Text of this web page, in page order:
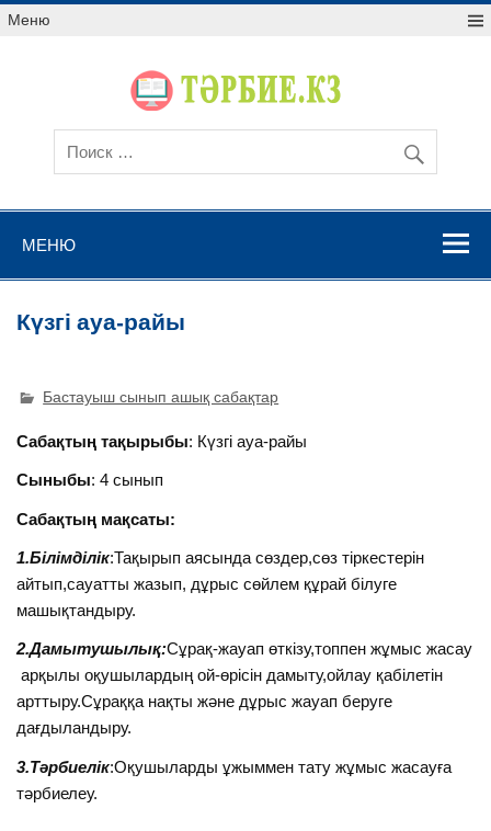
Меню
МЕНЮ
Күзгі ауа-райы
Бастауыш сынып ашық сабақтар
Сабақтың тақырыбы: Күзгі ауа-райы
Сыныбы: 4 сынып
Сабақтың мақсаты:
1.Білімділік:Тақырып аясында сөздер,сөз тіркестерін
айтып,сауатты жазып, дұрыс сөйлем құрай білуге
машықтандыру.
2.Дамытушылық:Сұрақ-жауап өткізу,топпен жұмыс жасау
арқылы оқушылардың ой-өрісін дамыту,ойлау қабілетін
арттыру.Сұраққа нақты және дұрыс жауап беруге
дағдыландыру.
3.Тәрбиелік:Оқушыларды ұжыммен тату жұмыс жасауға
тәрбиелеу.